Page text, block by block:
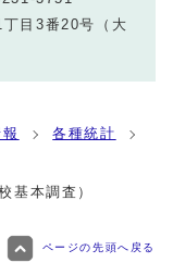
目3番20号（大
各種統計
基本調査）
ページの先頭へ戻る